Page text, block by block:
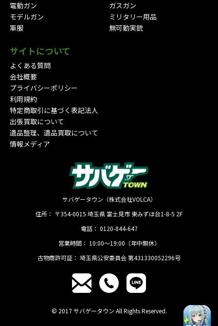
電動ガン
ガスガン
モデルガン
ミリタリー用品
軍服
無可動実銃
サイトについて
よくある質問
会社概要
プライバシーポリシー
利用規約
特定商取引に基づく表記法人
出張買取について
遺品整理、遺品買取について
情報メディア
サバゲータウン（株式会社VOLCA）
住所： 〒354-0015 埼玉県 富士見市 東みずほ台1-8-5 2F
電話： 0120-844-647
営業時間： 10:00〜19:00（年中無休）
古物商許可証： 埼玉県公安委員会 第431330052296号
© 2017 サバゲータウン All Rights Reserved.